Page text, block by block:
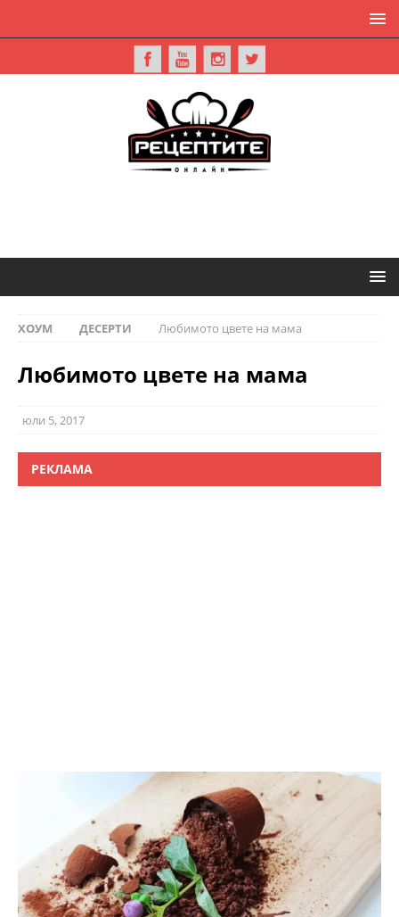
ХОУМ ДЕСЕРТИ Любимото цвете на мама
Любимото цвете на мама
юли 5, 2017
РЕКЛАМА